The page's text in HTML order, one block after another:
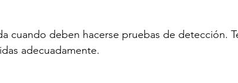
cuando deben hacerse pruebas de detección.
adecuadamente.